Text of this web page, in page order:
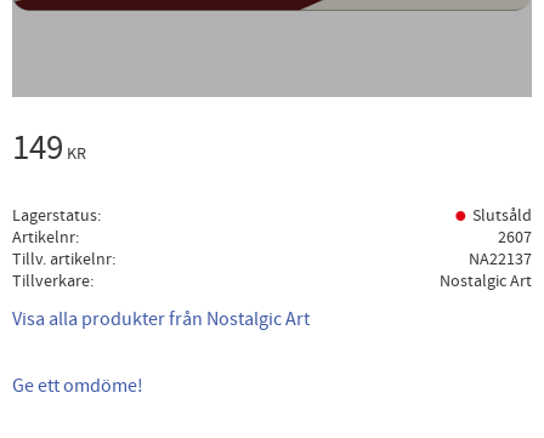
149 KR
Lagerstatus
Slutsåld
Artikelnr
2607
Tillv. artikelnr
NA22137
Tillverkare
Nostalgic Art
Visa alla produkter från Nostalgic Art
Ge ett omdöme!